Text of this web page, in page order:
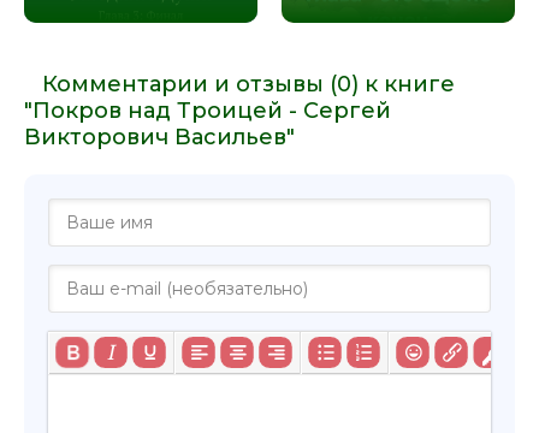
Комментарии и отзывы (0) к книге
"Покров над Троицей - Сергей
Викторович Васильев"